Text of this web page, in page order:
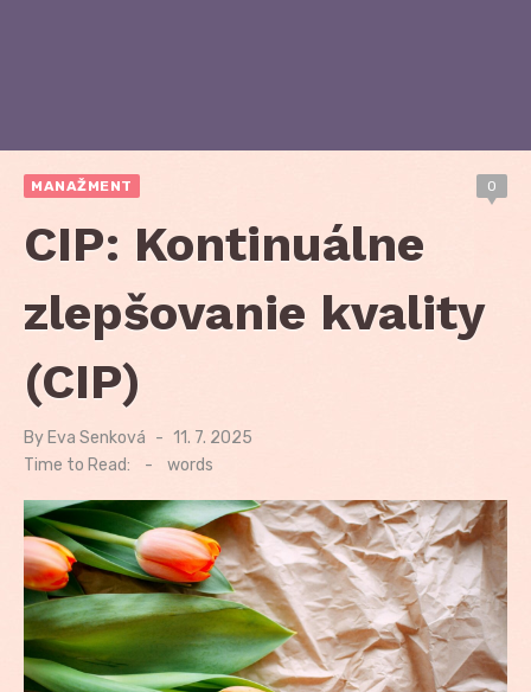
MANAŽMENT 0
CIP: Kontinuálne
zlepšovanie kvality
(CIP)
By Eva Senková
Posted
on
11. 7. 2025
Time to Read:
- words